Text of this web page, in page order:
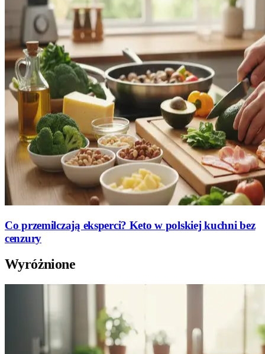
Co przemilczają eksperci? Keto w polskiej kuchni bez
cenzury
Wyróżnione